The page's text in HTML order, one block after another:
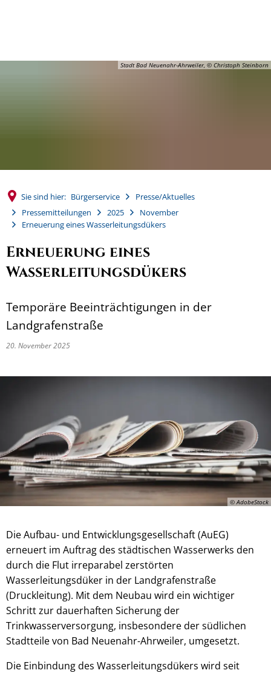
Stadt Bad Neuenahr-Ahrweiler, © Christoph Steinborn
Sie sind hier: Bürgerservice
Presse/Aktuelles
Pressemitteilungen
2025
November
Erneuerung eines Wasserleitungsdükers
Erneuerung eines
Wasserleitungsdükers
Temporäre Beeinträchtigungen in der
Landgrafenstraße
20. November 2025
© AdobeStock
Die Aufbau- und Entwicklungsgesellschaft (AuEG)
erneuert im Auftrag des städtischen Wasserwerks den
durch die Flut irreparabel zerstörten
Wasserleitungsdüker in der Landgrafenstraße
(Druckleitung). Mit dem Neubau wird ein wichtiger
Schritt zur dauerhaften Sicherung der
Trinkwasserversorgung, insbesondere der südlichen
Stadtteile von Bad Neuenahr-Ahrweiler, umgesetzt.
Die Einbindung des Wasserleitungsdükers wird seit